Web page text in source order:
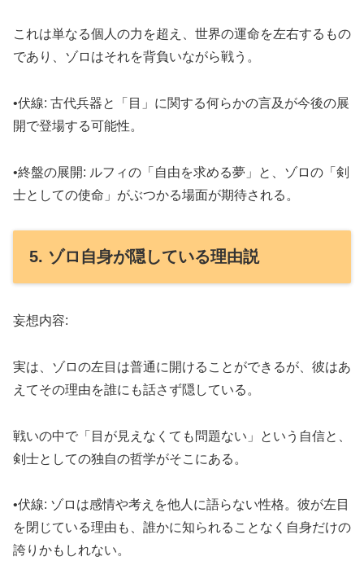
これは単なる個人の力を超え、世界の運命を左右するもの
であり、ゾロはそれを背負いながら戦う。
•伏線: 古代兵器と「目」に関する何らかの言及が今後の展
開で登場する可能性。
•終盤の展開: ルフィの「自由を求める夢」と、ゾロの「剣
士としての使命」がぶつかる場面が期待される。
5. ゾロ自身が隠している理由説
妄想内容:
実は、ゾロの左目は普通に開けることができるが、彼はあ
えてその理由を誰にも話さず隠している。
戦いの中で「目が見えなくても問題ない」という自信と、
剣士としての独自の哲学がそこにある。
•伏線: ゾロは感情や考えを他人に語らない性格。彼が左目
を閉じている理由も、誰かに知られることなく自身だけの
誇りかもしれない。